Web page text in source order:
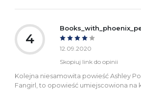
4
12.09.2020
Skopiuj link do opinii
Kolejna niesamowita powieść Ashley
Fangirl, to opowieść umiejscowiona na